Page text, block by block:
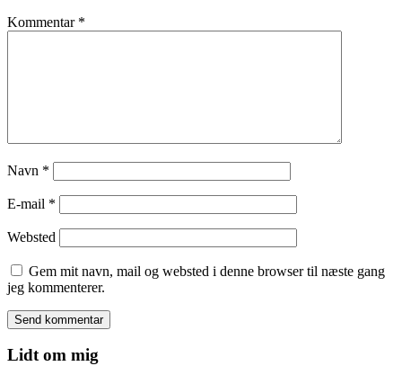
Kommentar *
Navn *
E-mail *
Websted
Gem mit navn, mail og websted i denne browser til næste gang
jeg kommenterer.
Lidt om mig